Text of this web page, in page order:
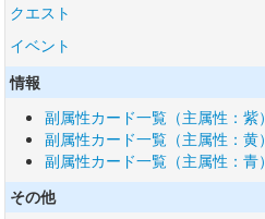
クエスト
イベント
情報
副属性カード一覧（主属性：紫）
副属性カード一覧（主属性：黄）
副属性カード一覧（主属性：青）
その他